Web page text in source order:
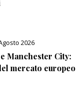
2026
Manchester City:
mercato europeo